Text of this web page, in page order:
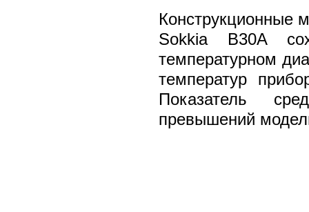
Конструкционные
Sokkia B30A
температурном
температур
Показатель
превышений